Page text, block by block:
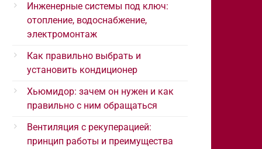
Инженерные системы под ключ:
отопление, водоснабжение,
электромонтаж
Как правильно выбрать и
установить кондиционер
Хьюмидор: зачем он нужен и как
правильно с ним обращаться
Вентиляция с рекуперацией:
принцип работы и преимущества